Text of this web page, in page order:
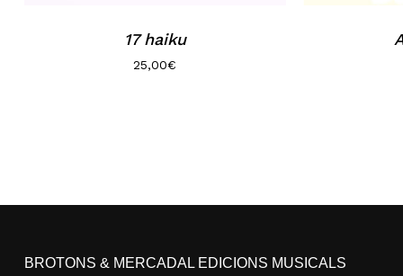
17 haiku
25,00€
BROTONS & MERCADAL EDICIONS MUSICALS